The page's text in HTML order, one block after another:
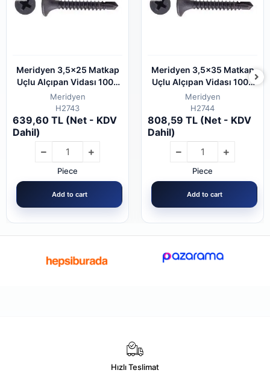
Meridyen 3,5x25 Matkap
Uçlu Alçıpan Vidası 1000
Adet
Meridyen
H2743
639,60 TL (Net - KDV
Dahil)
Piece
Add to cart
Meridyen 3,5x35 Matkap
Uçlu Alçıpan Vidası 1000
Adet
Meridyen
H2744
808,59 TL (Net - KDV
Dahil)
Piece
Add to cart
Hızlı Teslimat